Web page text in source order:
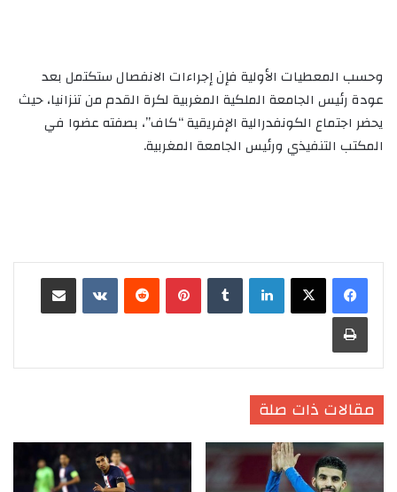
وحسب المعطيات الأولية فإن إجراءات الانفصال ستكتمل بعد
عودة رئيس الجامعة الملكية المغربية لكرة القدم من تنزانيا، حيث
يحضر اجتماع الكونفدرالية الإفريقية “كاف”، بصفته عضوا في
المكتب التنفيذي ورئيس الجامعة المغربية.
لينكدإن بينتيريست
طباعة
مقالات ذات صلة